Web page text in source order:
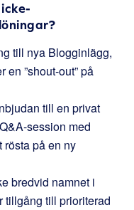
till nya Blogginlägg,
”shout-out” på
till en privat
session med
rösta på en ny
bredvid namnet i
tillgång till prioriterad